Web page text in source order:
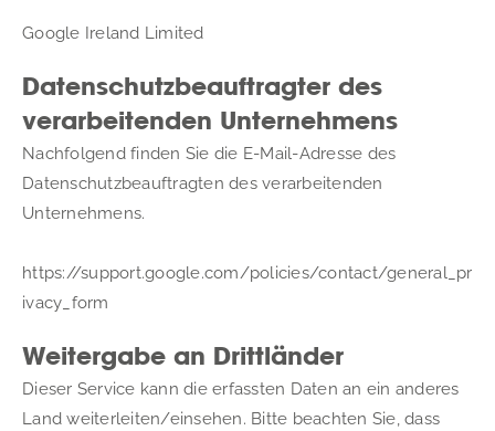
Google Ireland Limited
Datenschutzbeauftragter des
verarbeitenden Unternehmens
Nachfolgend finden Sie die E-Mail-Adresse des
Datenschutzbeauftragten des verarbeitenden
Unternehmens.
https://support.google.com/policies/contact/general_pr
ivacy_form
Weitergabe an Drittländer
Dieser Service kann die erfassten Daten an ein anderes
Land weiterleiten/einsehen. Bitte beachten Sie, dass